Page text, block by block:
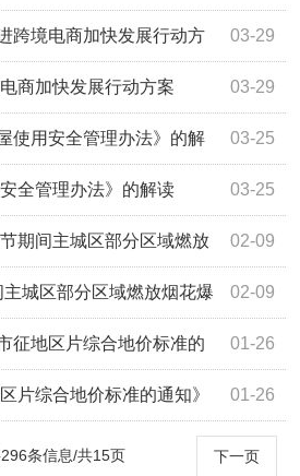
03-29
跨境电商加快发展行动方
政策解读 03-29
商加快发展行动方案
策解读 03-25
使用安全管理办法》的解
03-25
全管理办法》的解读
02-09
期间主城区部分区域燃放
解读 02-09
主城区部分区域燃放烟花爆
01-26
征地区片综合地价标准的
01-26
片综合地价标准的通知》
下一页
条信息/共15页